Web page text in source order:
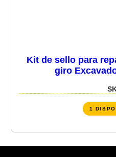
Kit de sello para
giro
1